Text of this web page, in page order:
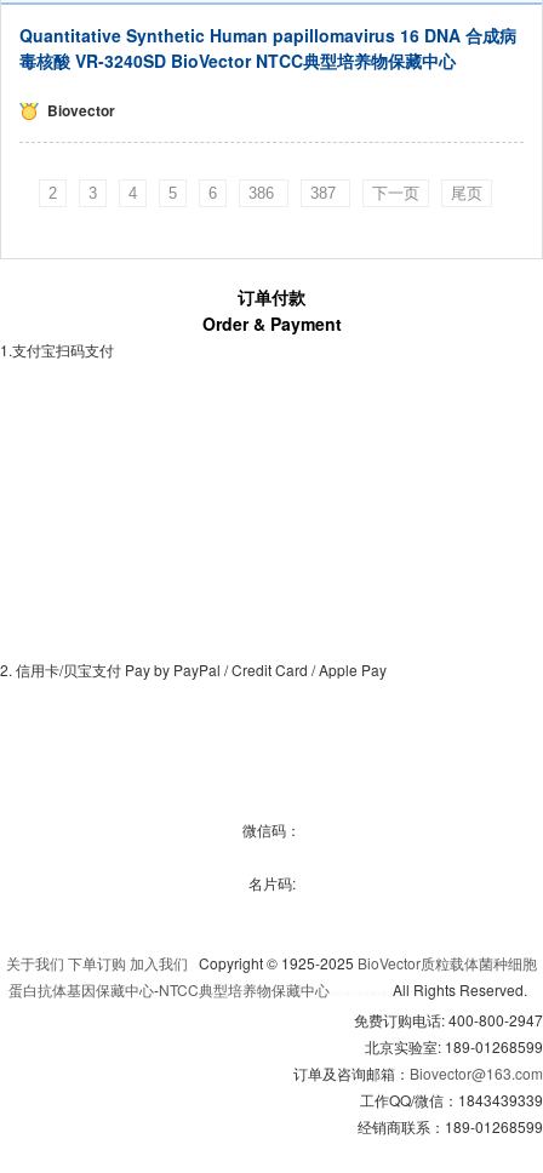
Quantitative Synthetic Human papillomavirus 16 DNA 合成病
毒核酸 VR-3240SD BioVector NTCC典型培养物保藏中心
Biovector
2 3 4 5 6 386 387 下一页 尾页
订单付款
Order & Payment
1.支付宝扫码支付
2. 信用卡/贝宝支付 Pay by PayPal / Credit Card / Apple Pay
微信码：
名片码:
关于我们 下单订购 加入我们 Copyright © 1925-2025 BioVector质粒载体菌种细胞
蛋白抗体基因保藏中心-NTCC典型培养物保藏中心
All Rights Reserved.
免费订购电话: 400-800-2947
北京实验室: 189-01268599
订单及咨询邮箱： Biovector@163.com
工作QQ/微信：1843439339
经销商联系：189-01268599